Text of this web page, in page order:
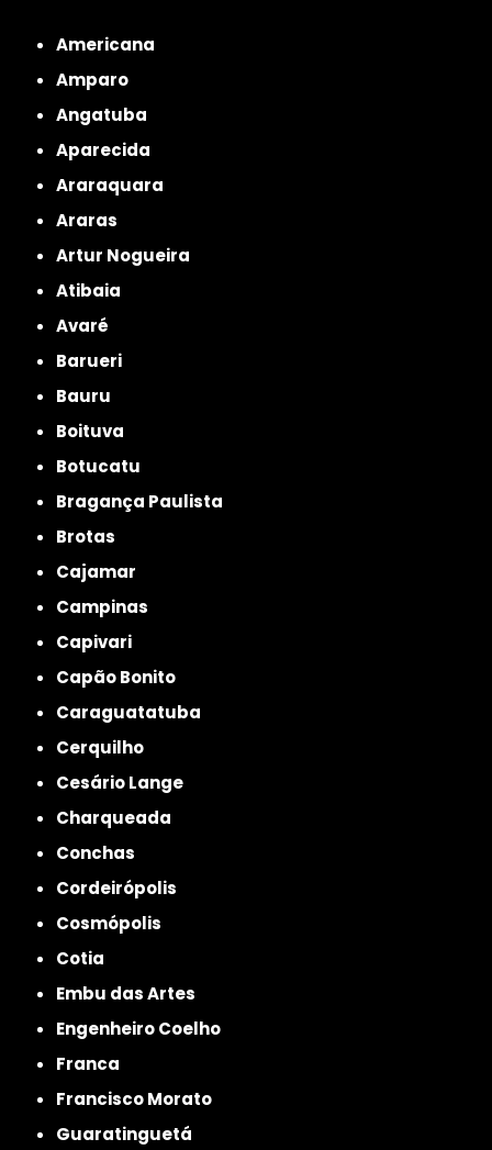
Americana
Amparo
Angatuba
Aparecida
Araraquara
Araras
Artur Nogueira
Atibaia
Avaré
Barueri
Bauru
Boituva
Botucatu
Bragança Paulista
Brotas
Cajamar
Campinas
Capivari
Capão Bonito
Caraguatatuba
Cerquilho
Cesário Lange
Charqueada
Conchas
Cordeirópolis
Cosmópolis
Cotia
Embu das Artes
Engenheiro Coelho
Franca
Francisco Morato
Guaratinguetá